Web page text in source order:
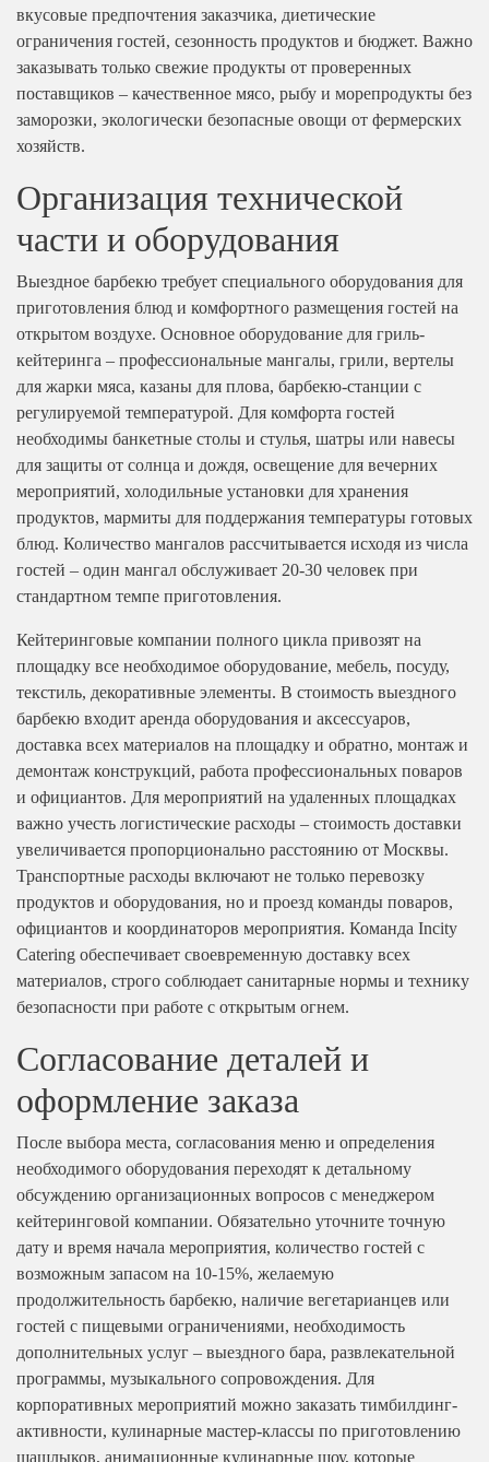
вкусовые предпочтения заказчика, диетические
ограничения гостей, сезонность продуктов и бюджет. Важно
заказывать только свежие продукты от проверенных
поставщиков – качественное мясо, рыбу и морепродукты без
заморозки, экологически безопасные овощи от фермерских
хозяйств.
Организация технической
части и оборудования
Выездное барбекю требует специального оборудования для
приготовления блюд и комфортного размещения гостей на
открытом воздухе. Основное оборудование для гриль-
кейтеринга – профессиональные мангалы, грили, вертелы
для жарки мяса, казаны для плова, барбекю-станции с
регулируемой температурой. Для комфорта гостей
необходимы банкетные столы и стулья, шатры или навесы
для защиты от солнца и дождя, освещение для вечерних
мероприятий, холодильные установки для хранения
продуктов, мармиты для поддержания температуры готовых
блюд. Количество мангалов рассчитывается исходя из числа
гостей – один мангал обслуживает 20-30 человек при
стандартном темпе приготовления.
Кейтеринговые компании полного цикла привозят на
площадку все необходимое оборудование, мебель, посуду,
текстиль, декоративные элементы. В стоимость выездного
барбекю входит аренда оборудования и аксессуаров,
доставка всех материалов на площадку и обратно, монтаж и
демонтаж конструкций, работа профессиональных поваров
и официантов. Для мероприятий на удаленных площадках
важно учесть логистические расходы – стоимость доставки
увеличивается пропорционально расстоянию от Москвы.
Транспортные расходы включают не только перевозку
продуктов и оборудования, но и проезд команды поваров,
официантов и координаторов мероприятия. Команда Incity
Catering обеспечивает своевременную доставку всех
материалов, строго соблюдает санитарные нормы и технику
безопасности при работе с открытым огнем.
Согласование деталей и
оформление заказа
После выбора места, согласования меню и определения
необходимого оборудования переходят к детальному
обсуждению организационных вопросов с менеджером
кейтеринговой компании. Обязательно уточните точную
дату и время начала мероприятия, количество гостей с
возможным запасом на 10-15%, желаемую
продолжительность барбекю, наличие вегетарианцев или
гостей с пищевыми ограничениями, необходимость
дополнительных услуг – выездного бара, развлекательной
программы, музыкального сопровождения. Для
корпоративных мероприятий можно заказать тимбилдинг-
активности, кулинарные мастер-классы по приготовлению
шашлыков, анимационные кулинарные шоу, которые